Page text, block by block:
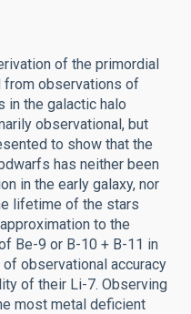
of the primordial
from observations of
in the galactic halo
observational, but
to show that the
has neither been
in the early galaxy, nor
lifetime of the stars
to the
Be-9 or B-10 + B-11 in
observational accuracy
of their Li-7. Observing
most metal deficient